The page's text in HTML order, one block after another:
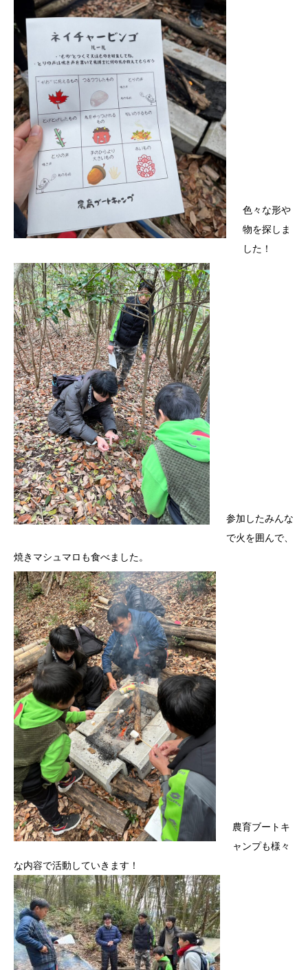
色々な形や
物を探しま
した！
参加したみんな
で火を囲んで、
焼きマシュマロも食べました。
農育ブートキ
ャンプも様々
な内容で活動していきます！